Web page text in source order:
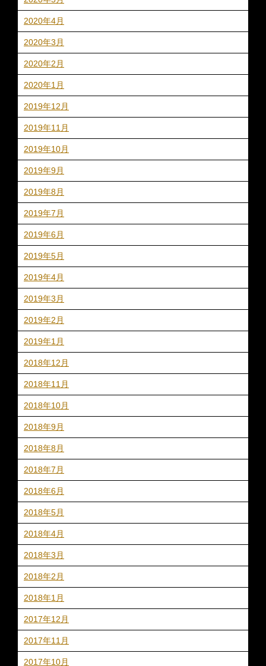
2020年4月
2020年3月
2020年2月
2020年1月
2019年12月
2019年11月
2019年10月
2019年9月
2019年8月
2019年7月
2019年6月
2019年5月
2019年4月
2019年3月
2019年2月
2019年1月
2018年12月
2018年11月
2018年10月
2018年9月
2018年8月
2018年7月
2018年6月
2018年5月
2018年4月
2018年3月
2018年2月
2018年1月
2017年12月
2017年11月
2017年10月